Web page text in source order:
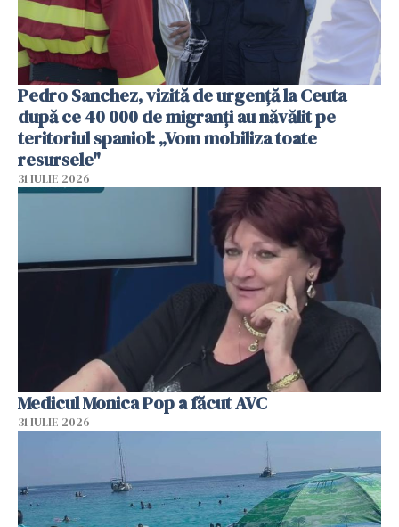
Pedro Sanchez, vizită de urgență la Ceuta
după ce 40 000 de migranți au năvălit pe
teritoriul spaniol: „Vom mobiliza toate
resursele"
31 IULIE 2026
Medicul Monica Pop a făcut AVC
31 IULIE 2026